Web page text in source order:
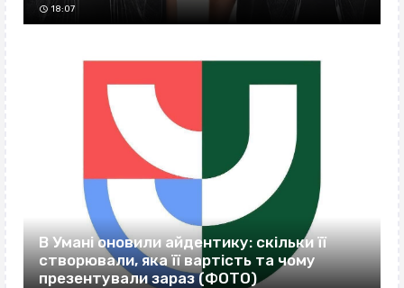
18:07
В Умані оновили айдентику: скільки її
створювали, яка її вартість та чому
презентували зараз (ФОТО)